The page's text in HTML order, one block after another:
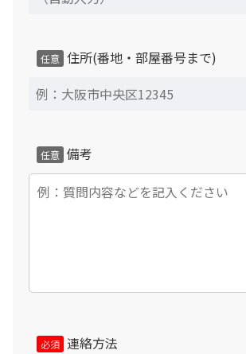
任意 住所(番地・部屋番号まで)
任意 備考
必須 連絡方法